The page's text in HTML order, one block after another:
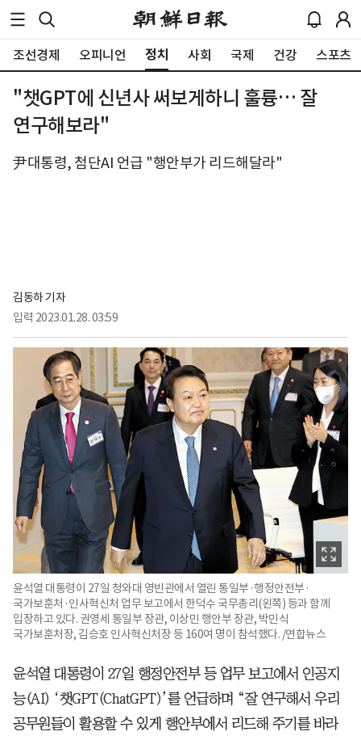
조선경제 오피니언 정치 사회 국제 건강 스포츠
"챗GPT에 신년사 써보게하니 훌륭… 잘
연구해보라"
尹대통령, 첨단AI 언급 "행안부가 리드해달라"
김동하 기자
입력 2023.01.28. 03:59
윤석열 대통령이 27일 청와대 영빈관에서 열린 통일부·행정안전부·
국가보훈처·인사혁신처 업무 보고에서 한덕수 국무총리(왼쪽) 등과 함께
입장하고 있다. 권영세 통일부 장관, 이상민 행안부 장관, 박민식
국가보훈처장, 김승호 인사혁신처장 등 160여 명이 참석했다. /연합뉴스
윤석열 대통령이 27일 행정안전부 등 업무 보고에서 인공지
능(AI) ‘챗GPT(ChatGPT)’를 언급하며 “잘 연구해서 우리
공무원들이 활용할 수 있게 행안부에서 리드해 주기를 바라